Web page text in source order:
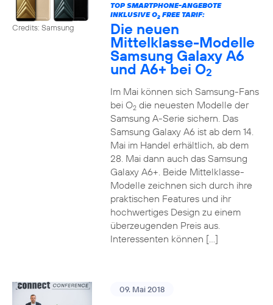
Credits: Samsung
TOP SMARTPHONE-ANGEBOTE
INKLUSIVE O2FREE TARIF:
Die neuen
Mittelklasse-Modelle
Samsung Galaxy A6
und A6+ bei O2
Im Mai können sich Samsung-Fans
bei O2die neuesten Modelle der
Samsung A-Serie sichern. Das
Samsung Galaxy A6 ist ab dem 14.
Mai im Handel erhältlich, ab dem
28. Mai dann auch das Samsung
Galaxy A6+. Beide Mittelklasse-
Modelle zeichnen sich durch ihre
praktischen Features und ihr
hochwertiges Design zu einem
überzeugenden Preis aus.
Interessenten können […]
09. Mai 2018